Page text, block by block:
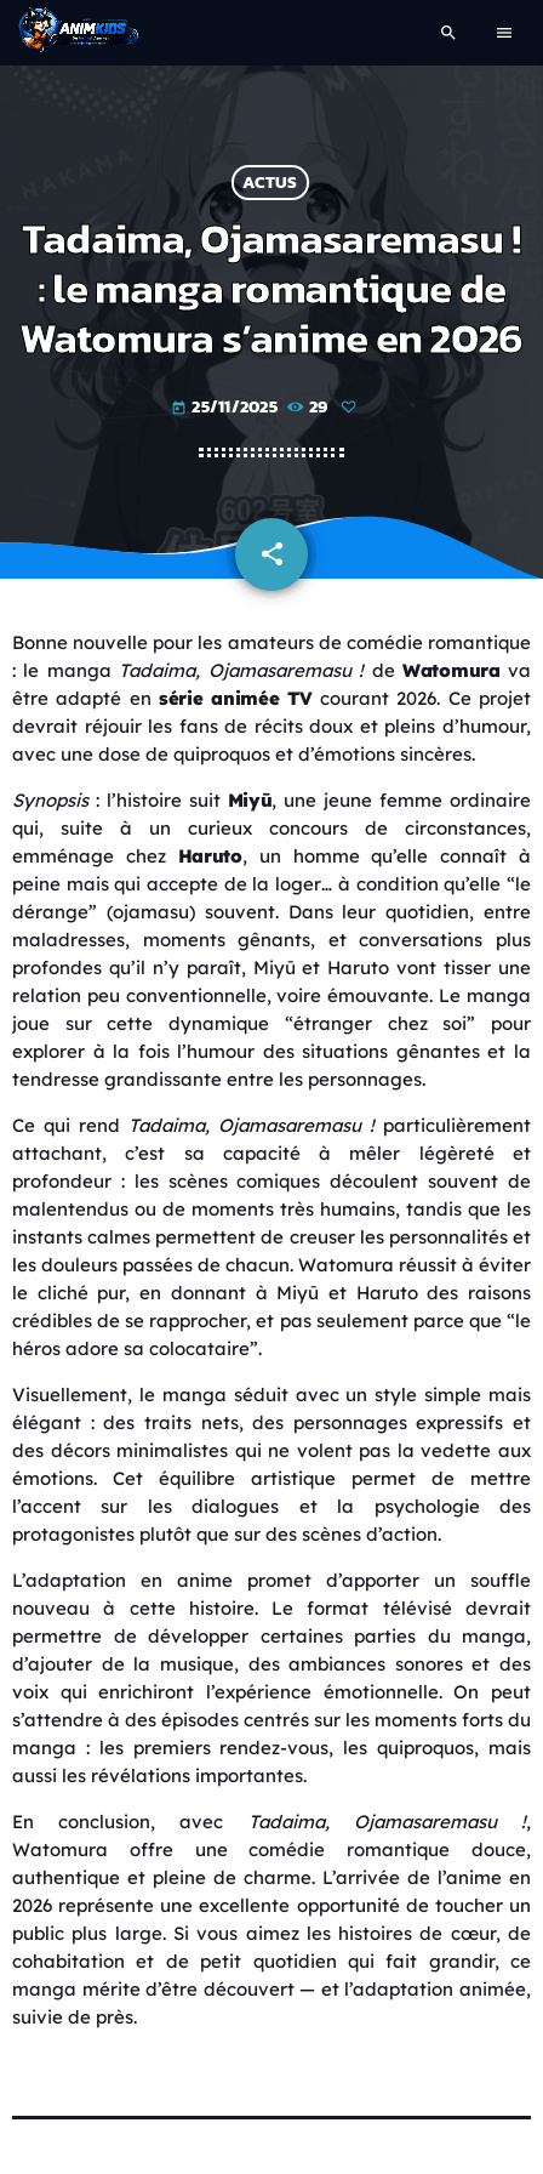
search menu
ACTUS
Tadaima, Ojamasaremasu !
: le manga romantique de
Watomura s’anime en 2026
today 25/11/2025 29
share
email
Bonne nouvelle pour les amateurs de comédie romantique
: le manga Tadaima, Ojamasaremasu !de Watomura va
être adapté en série animée TVcourant 2026. Ce projet
devrait réjouir les fans de récits doux et pleins d’humour,
avec une dose de quiproquos et d’émotions sincères.
Synopsis: l’histoire suit Miyū, une jeune femme ordinaire
qui, suite à un curieux concours de circonstances,
emménage chez Haruto, un homme qu’elle connaît à
peine mais qui accepte de la loger… à condition qu’elle “le
dérange” (ojamasu) souvent. Dans leur quotidien, entre
maladresses, moments gênants, et conversations plus
profondes qu’il n’y paraît, Miyū et Haruto vont tisser une
relation peu conventionnelle, voire émouvante. Le manga
joue sur cette dynamique “étranger chez soi” pour
explorer à la fois l’humour des situations gênantes et la
tendresse grandissante entre les personnages.
Ce qui rend Tadaima, Ojamasaremasu !particulièrement
attachant, c’est sa capacité à mêler légèreté et
profondeur : les scènes comiques découlent souvent de
malentendus ou de moments très humains, tandis que les
instants calmes permettent de creuser les personnalités et
les douleurs passées de chacun. Watomura réussit à éviter
le cliché pur, en donnant à Miyū et Haruto des raisons
crédibles de se rapprocher, et pas seulement parce que “le
héros adore sa colocataire”.
Visuellement, le manga séduit avec un style simple mais
élégant : des traits nets, des personnages expressifs et
des décors minimalistes qui ne volent pas la vedette aux
émotions. Cet équilibre artistique permet de mettre
l’accent sur les dialogues et la psychologie des
protagonistes plutôt que sur des scènes d’action.
L’adaptation en anime promet d’apporter un souffle
nouveau à cette histoire. Le format télévisé devrait
permettre de développer certaines parties du manga,
d’ajouter de la musique, des ambiances sonores et des
voix qui enrichiront l’expérience émotionnelle. On peut
s’attendre à des épisodes centrés sur les moments forts du
manga : les premiers rendez-vous, les quiproquos, mais
aussi les révélations importantes.
En conclusion, avec
Tadaima, Ojamasaremasu !,
Watomura offre une comédie romantique douce,
authentique et pleine de charme. L’arrivée de l’anime en
2026 représente une excellente opportunité de toucher un
public plus large. Si vous aimez les histoires de cœur, de
cohabitation et de petit quotidien qui fait grandir, ce
manga mérite d’être découvert — et l’adaptation animée,
suivie de près.